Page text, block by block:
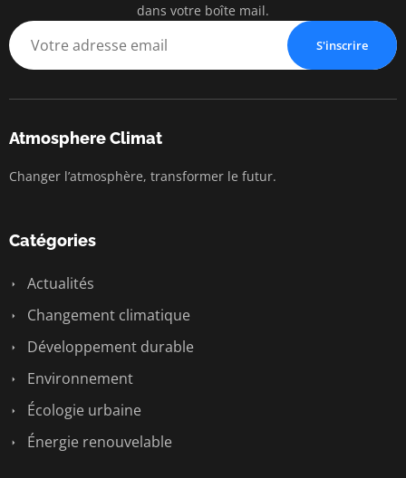
dans votre boîte mail.
S'inscrire
Atmosphere Climat
Changer l’atmosphère, transformer le futur.
Catégories
Actualités
Changement climatique
Développement durable
Environnement
Écologie urbaine
Énergie renouvelable